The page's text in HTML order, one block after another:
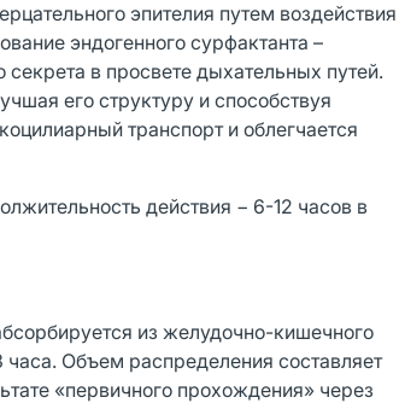
эпителия путем воздействия
эндогенного сурфактанта –
в просвете дыхательных путей.
его структуру и способствуя
транспорт и облегчается
действия − 6-12 часов в
из желудочно-кишечного
часа. Объем распределения составляет
«первичного прохождения» через